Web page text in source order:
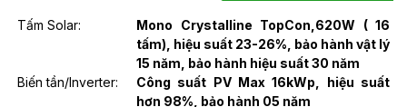
Tấm Solar:
Mono Crystalline TopCon,620W ( 16
tấm), hiệu suất 23-26%, bảo hành vật lý
15 năm, bảo hành hiệu suất 30 năm
Biến tần/Inverter:
Công suất PV Max 16kWp, hiệu suất
hơn 98%, bảo hành 05 năm